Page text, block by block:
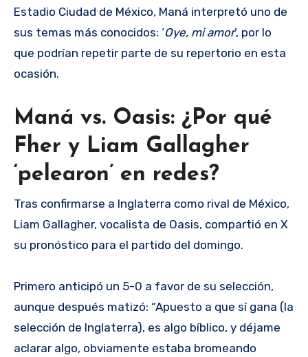
Estadio Ciudad de México, Maná interpretó uno de
sus temas más conocidos: ‘Oye, mi amor’, por lo
que podrían repetir parte de su repertorio en esta
ocasión.
Maná vs. Oasis: ¿Por qué
Fher y Liam Gallagher
‘pelearon’ en redes?
Tras confirmarse a Inglaterra como rival de México,
Liam Gallagher, vocalista de Oasis, compartió en X
su pronóstico para el partido del domingo.
Primero anticipó un 5-0 a favor de su selección,
aunque después matizó: “Apuesto a que sí gana (la
selección de Inglaterra), es algo bíblico, y déjame
aclarar algo, obviamente estaba bromeando